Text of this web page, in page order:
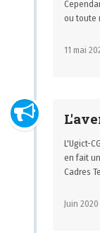
ou toute
11 mai
L'Ugict-
en fait
Cadres
Juin 2020